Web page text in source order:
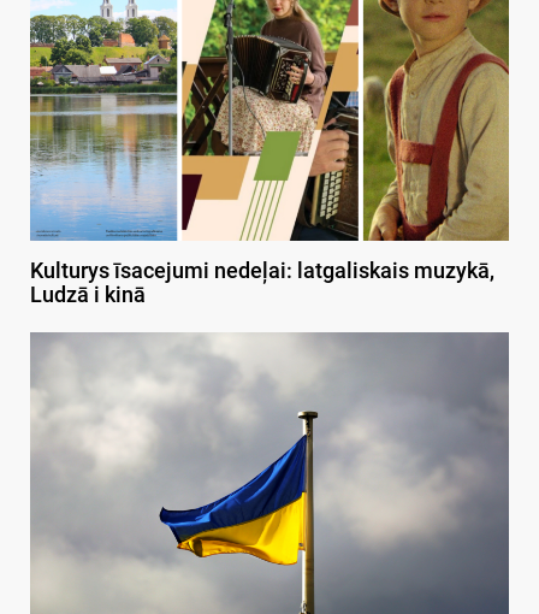
Kulturys īsacejumi nedeļai: latgaliskais muzykā,
Ludzā i kinā